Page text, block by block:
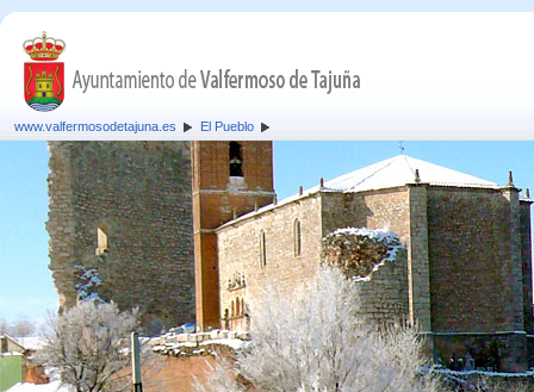
www.valfermosodetajuna.es El Pueblo